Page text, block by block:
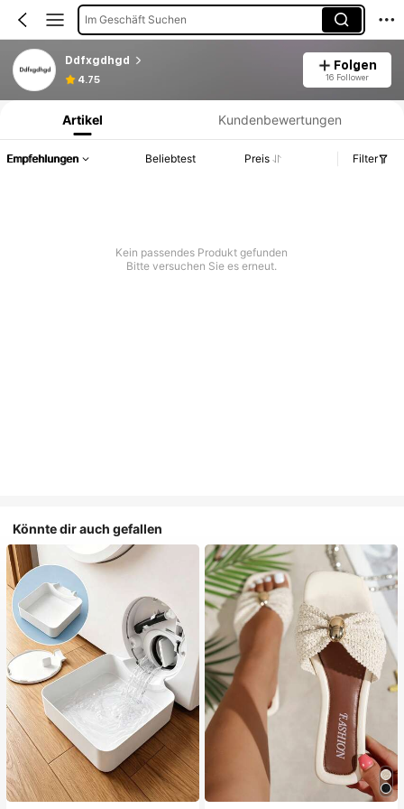
Im Geschäft Suchen
Ddfxgdhgd
4.75
Folgen
16 Follower
Produktinformation: Preisangabe, Verkaufs- und Lagerbestandsdetails.
Artikel Kundenbewertungen
Empfehlungen Beliebtest Preis Filter
Kein passendes Produkt gefunden
Bitte versuchen Sie es erneut.
Könnte dir auch gefallen